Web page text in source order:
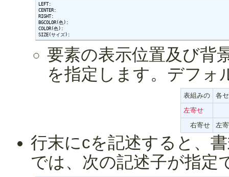
LEFT:
CENTER:
RIGHT:
BGCOLOR(色):
COLOR(色):
SIZE(サイズ):
要素の表示位置及び背
を指定します。デフォ
表組みの
各
左寄せ
右寄せ
左
行末にcを記述すると、
では、次の記述子が指定